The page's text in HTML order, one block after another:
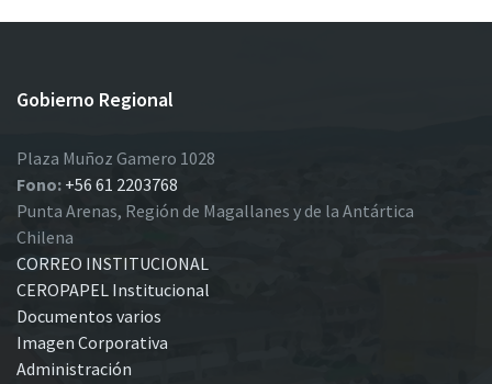
Gobierno Regional
Plaza Muñoz Gamero 1028
Fono: +56 61 2203768
Punta Arenas, Región de Magallanes y de la Antártica
Chilena
CORREO INSTITUCIONAL
CEROPAPEL Institucional
Documentos varios
Imagen Corporativa
Administración